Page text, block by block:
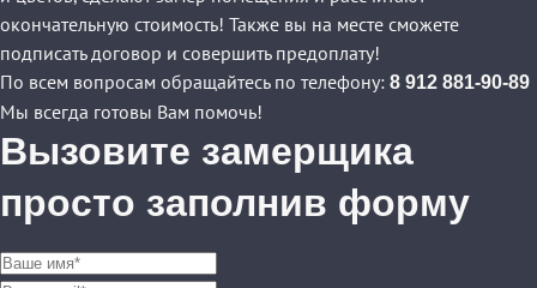
окончательную стоимость! Также вы на месте сможете
подписать договор и совершить предоплату!
По всем вопросам обращайтесь по телефону: 8 912 881-90-89
Мы всегда готовы Вам помочь!
Вызовите замерщика
просто заполнив форму